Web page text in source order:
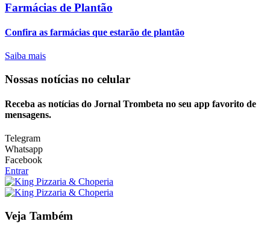
Farmácias de Plantão
Confira as farmácias que estarão de plantão
Saiba mais
Nossas notícias no celular
Receba as notícias do Jornal Trombeta no seu app favorito de
mensagens.
Telegram
Whatsapp
Facebook
Entrar
Veja Também